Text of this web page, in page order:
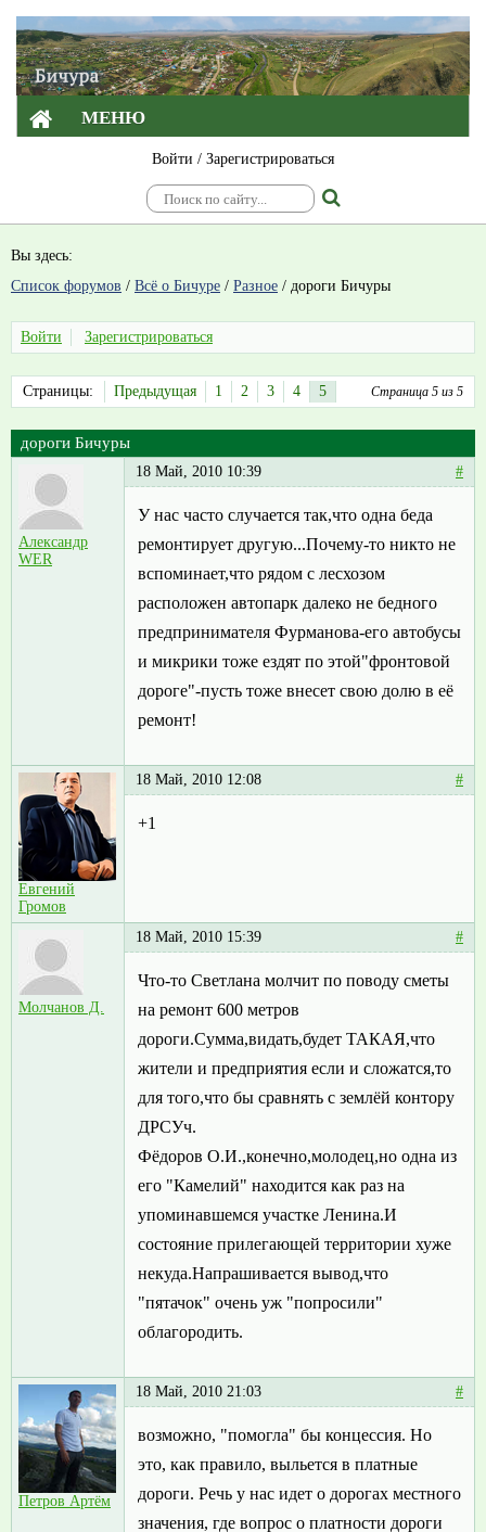
МЕНЮ
Войти / Зарегистрироваться
Вы здесь:
Список форумов / Всё о Бичуре / Разное / дороги Бичуры
Войти Зарегистрироваться
Страница 5 из 5
Страницы: Предыдущая 1 2 3 4 5
дороги Бичуры
Александр
WER
18 Май, 2010 10:39 #
У нас часто случается так,что одна беда
ремонтирует другую...Почему-то никто не
вспоминает,что рядом с лесхозом
расположен автопарк далеко не бедного
предпринимателя Фурманова-его автобусы
и микрики тоже ездят по этой"фронтовой
дороге"-пусть тоже внесет свою долю в её
ремонт!
Евгений
Громов
18 Май, 2010 12:08 #
+1
Молчанов Д.
18 Май, 2010 15:39 #
Что-то Светлана молчит по поводу сметы
на ремонт 600 метров
дороги.Сумма,видать,будет ТАКАЯ,что
жители и предприятия если и сложатся,то
для того,что бы сравнять с землёй контору
ДРСУч.
Фёдоров О.И.,конечно,молодец,но одна из
его "Камелий" находится как раз на
упоминавшемся участке Ленина.И
состояние прилегающей территории хуже
некуда.Напрашивается вывод,что
"пятачок" очень уж "попросили"
облагородить.
Петров Артём
18 Май, 2010 21:03 #
возможно, "помогла" бы концессия. Но
это, как правило, выльется в платные
дороги. Речь у нас идет о дорогах местного
значения, где вопрос о платности дороги